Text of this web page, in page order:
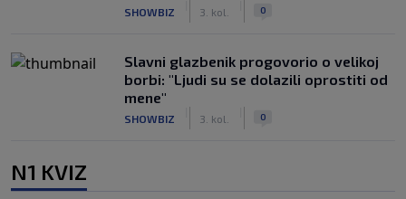
SHOWBIZ 3. kol. 0
Slavni glazbenik progovorio o velikoj
borbi: "Ljudi su se dolazili oprostiti od
mene"
SHOWBIZ 3. kol. 0
N1 KVIZ